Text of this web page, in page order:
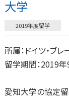
大学
2019
所属：ドイツ・ブ
留学期間：2019
愛知大学の協定